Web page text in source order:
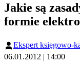
Jakie są
formie
Ekspert księgowo-
06.01.2012 | 14:00